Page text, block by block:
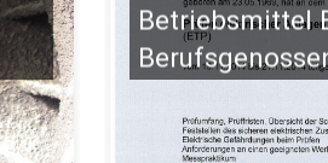
Betriebsmittel